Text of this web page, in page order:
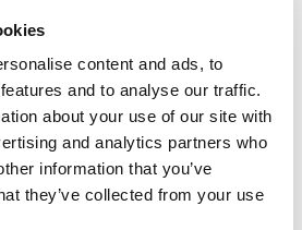
content and ads, to
and to analyse our traffic.
about your use of our site with
and analytics partners who
information that you’ve
they’ve collected from your use
0